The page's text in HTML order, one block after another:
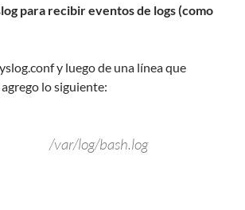
para recibir eventos de logs (como
y luego de una línea que
agrego lo siguiente:
/var/log/bash.log